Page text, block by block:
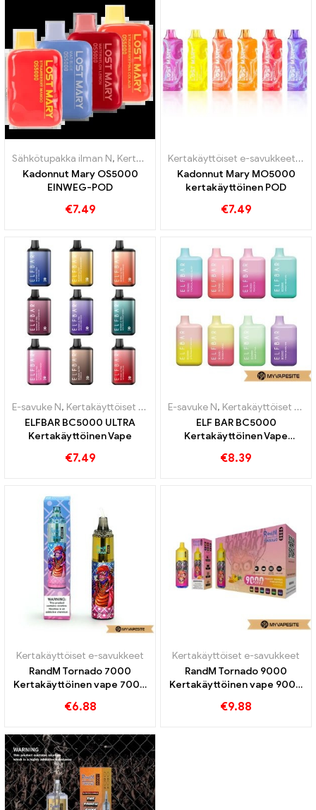
Sähkötupakka ilman N, Kertakäyttöiset e-savukkeet ,Pod,
Kadonnut Mary OS5000
EINWEG-POD
€7.49
Kertakäyttöiset e-savukkeet
,
Kadonnut Mary MO5000
kertakäyttöinen POD
€7.49
E-savuke N, Kertakäyttöiset e-savukkeet ,Tullivapaat tavarat
ELFBAR BC5000 ULTRA
Kertakäyttöinen Vape
€7.49
E-savuke N, Kertakäyttöiset e-savukkeet
ELF BAR BC5000
Kertakäyttöinen Vape
€8.39
Kertakäyttöiset e-savukkeet
RandM Tornado 7000
Kertakäyttöinen vape 7000
€6.88
Kertakäyttöiset e-savukkeet
RandM Tornado 9000
Kertakäyttöinen vape 9000
€9.88